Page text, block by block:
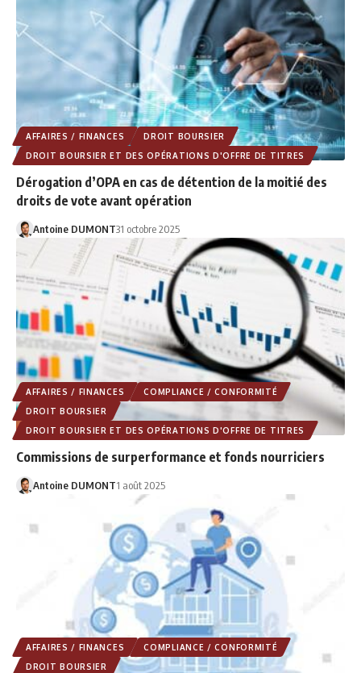
AFFAIRES / FINANCES
DROIT BOURSIER
DROIT BOURSIER ET DES OPÉRATIONS D'OFFRE DE TITRES
Dérogation d’OPA en cas de détention de la moitié des
droits de vote avant opération
Antoine DUMONT31 octobre 2025
AFFAIRES / FINANCES
COMPLIANCE / CONFORMITÉ
DROIT BOURSIER
DROIT BOURSIER ET DES OPÉRATIONS D'OFFRE DE TITRES
Commissions de surperformance et fonds nourriciers
Antoine DUMONT1 août 2025
AFFAIRES / FINANCES
COMPLIANCE / CONFORMITÉ
DROIT BOURSIER